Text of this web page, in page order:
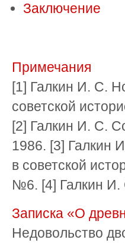
Заключение
Примечания
[1] Галкин И. С.
советской
[2] Галкин И. С.
1986. [3] Галкин
в советской
№6. [4] Галкин И.
Записка «О
Недовольство